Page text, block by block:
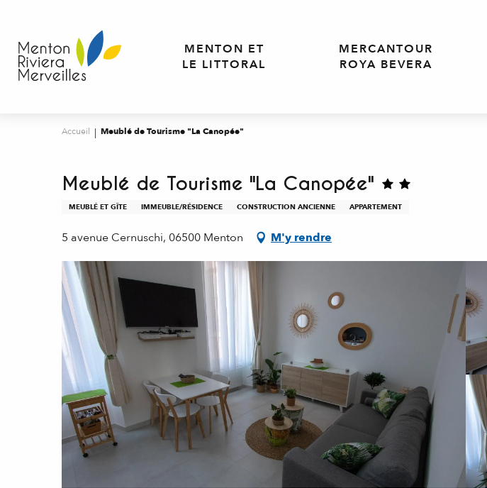
contenu
principal
MENTON ET
LE LITTORAL
MERCANTOUR
ROYA BEVERA
Accueil Meublé de Tourisme "La Canopée"
Meublé de Tourisme "La Canopée"
MEUBLÉ ET GÎTE IMMEUBLE/RÉSIDENCE CONSTRUCTION ANCIENNE APPARTEMENT
5 avenue Cernuschi, 06500 Menton M'y rendre